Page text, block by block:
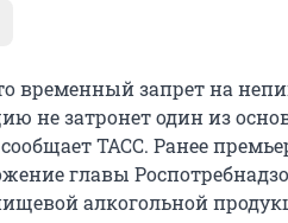
временный запрет на
не затронет один из
ТАСС. Ранее
главы
алкогольной